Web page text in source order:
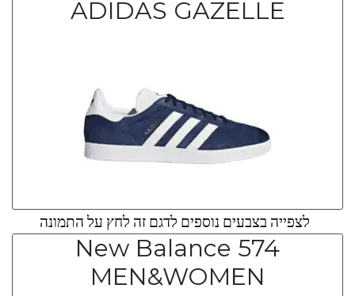
ADIDAS GAZELLE
לצפייה בצבעים נוספים לדגם זה לחץ על התמונה
New Balance 574
MEN&WOMEN